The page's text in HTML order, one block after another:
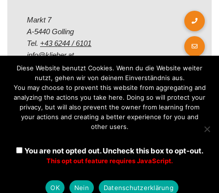
Markt 7
A-5440 Golling
Tel. +43 6244 / 6101
info@klieber.at
Öffungszeiten
Montag - Freitag:
08.00 - 12.00 Uhr
08.30 - 12.30 Uhr
Diese Website benutzt Cookies. Wenn du die Website weiter
nutzt, gehen wir von deinem Einverständnis aus.
You may choose to prevent this website from aggregating and
analyzing the actions you take here. Doing so will protect your
privacy, but will also prevent the owner from learning from
your actions and creating a better experience for you and
other users.
You are not opted out. Uncheck this box to opt-out.
This opt out feature requires JavaScript.
OK Nein Datenschutzerklärung